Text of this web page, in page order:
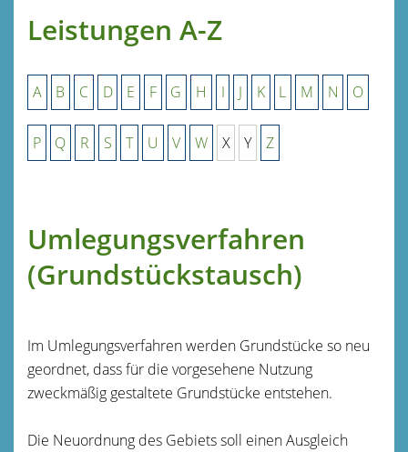
Leistungen A-Z
A B C D E F G H I J K L M N O
P Q R S T U V W X Y Z
Umlegungsverfahren
(Grundstückstausch)
Im Umlegungsverfahren werden Grundstücke so neu
geordnet, dass für die vorgesehene Nutzung
zweckmäßig gestaltete Grundstücke entstehen.
Die Neuordnung des Gebiets soll einen Ausgleich